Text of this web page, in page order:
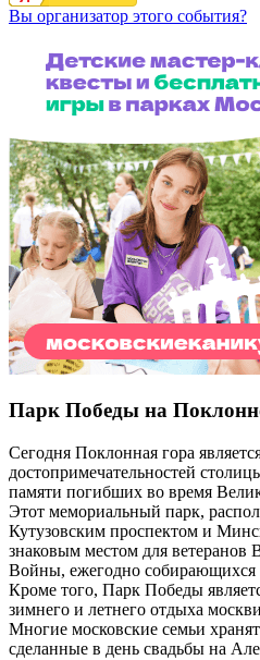
Вы организатор этого события?
Парк Победы на
Сегодня Поклонная гора
достопримечательностей
памяти погибших во время
Этот мемориальный парк,
Кутузовским проспектом и
знаковым местом для ветеранов
Войны, ежегодно собирающихся
Кроме того, Парк Победы
зимнего и летнего отдыха
Многие московские семьи
сделанные в день свадьбы на